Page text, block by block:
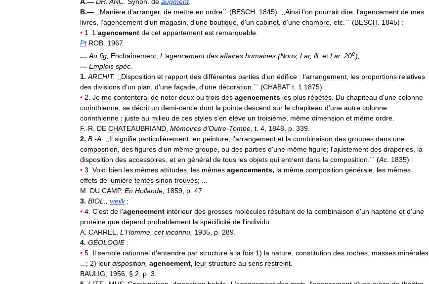
B.— Manière d'arranger, de mettre en ordre`` (BESCH 1845). ,, Ainsi l'on pourrait dire l'agencement de mes
livres l'agencement d'un magasin d'une boutique d'un cabinet d'une chambre etc .`` (BESCH 1845) :
• 1 L 'agencement de cet appartement est remarquable
Pt ROB 1967
—Au fig Enchaînement L'agencement des affaires humaines (Nouv. Lar. ill. et Lar. 20e).
— Emplois spéc.
1.ARCHIT. ,,Disposition et rapport des différentes parties d'un édifice : l'arrangement, les proportions relatives
des divisions d'un plan, d'une façade, d'une décoration.`` (CHABAT t. 1 1875) :
• 2. Je me contenterai de noter deux ou trois des agencements les plus répétés. Du chapiteau d'une colonne
corinthienne, se décrit un demi-cercle dont la pointe descend sur le chapiteau d'une autre colonne
corinthienne : juste au milieu de ces styles s'en élève un troisième, même dimension et même ordre.
F.-R. DE CHATEAUBRIAND, Mémoires d'Outre-Tombe, t. 4, 1848, p. 339.
2. B.-A. ,,Il signifie particulièrement, en peinture, l'arrangement et la combinaison des groupes dans une
composition, des figures d'un même groupe, ou des parties d'une même figure; l'ajustement des draperies, la
disposition des accessoires, et en général de tous les objets qui entrent dans la composition.`` (Ac. 1835) :
• 3. Voici bien les mêmes attitudes, les mêmes agencements, la même composition générale, les mêmes
effets de lumière tentés sinon trouvés; ...
M. DU CAMP, En Hollande, 1859, p. 47.
3. BIOL., vieilli :
• 4. C'est de l'agencement intérieur des grosses molécules résultant de la combinaison d'un haptène et d'une
protéine que dépend probablement la spécificité de l'individu.
A. CARREL, L'Homme, cet inconnu, 1935, p. 289.
4. GÉOLOGIE :
• 5. Il semble rationnel d'entendre par structure à la fois 1) la nature, constitution des roches, masses minérales
...; 2) leur disposition, agencement, leur structure au sens restreint.
BAULIG, 1956, § 2, p. 3.